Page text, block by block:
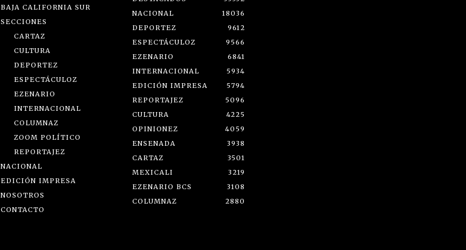
BAJA CALIFORNIA SUR
SECCIONES
CARTAZ
CULTURA
DEPORTEZ
ESPECTÁCULOZ
EZENARIO
INTERNACIONAL
COLUMNAZ
ZOOM POLÍTICO
REPORTAJEZ
NACIONAL
EDICIÓN IMPRESA
NOSOTROS
CONTACTO
NACIONAL
18036
DEPORTEZ
9612
ESPECTÁCULOZ
9566
EZENARIO
6841
INTERNACIONAL
5934
EDICIÓN IMPRESA
5794
REPORTAJEZ
5096
CULTURA
4225
OPINIONEZ
4059
ENSENADA
3938
CARTAZ
3501
MEXICALI
3219
EZENARIO BCS
3108
COLUMNAZ
2880